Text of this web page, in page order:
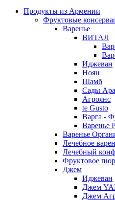
Продукты из Армении
Фруктовые
Варенье
ВИТАЛ
Иджеван
Ноян
Шамб
Сады
Агроянс
te Gusto
Варга -
Варенье
Варенье
Лечебное
Лечебный
Фруктовое
Джем
Иджеван
Джем
Джем